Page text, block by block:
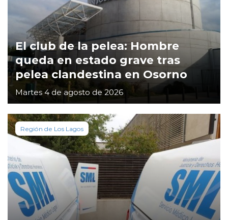
El club de la pelea: Hombre
queda en estado grave tras
pelea clandestina en Osorno
Martes 4 de agosto de 2026
Región de Los Lagos